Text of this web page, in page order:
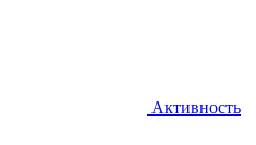
Активность